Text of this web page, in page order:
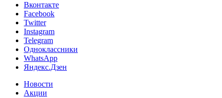
Вконтакте
Facebook
Twitter
Instagram
Telegram
Одноклассники
WhatsApp
Яндекс.Дзен
Новости
Акции